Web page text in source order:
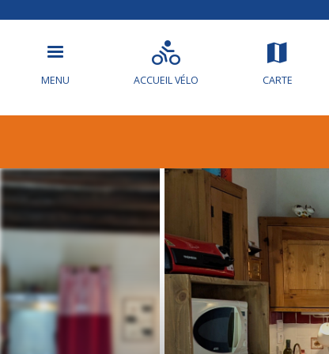
MENU ACCUEIL VÉLO CARTE